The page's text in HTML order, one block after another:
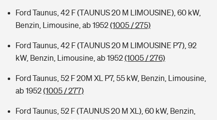
Ford Taunus, 42 F (TAUNUS 20 M LIMOUSINE), 60 kW,
Benzin, Limousine, ab 1952(1005 / 275)
Ford Taunus, 42 F (TAUNUS 20 M LIMOUSINE P7), 92
kW, Benzin, Limousine, ab 1952(1005 / 276)
Ford Taunus, 52 F 20M XL P7, 55 kW, Benzin, Limousine,
ab 1952(1005 / 277)
Ford Taunus, 52 F (TAUNUS 20 M XL), 60 kW, Benzin,